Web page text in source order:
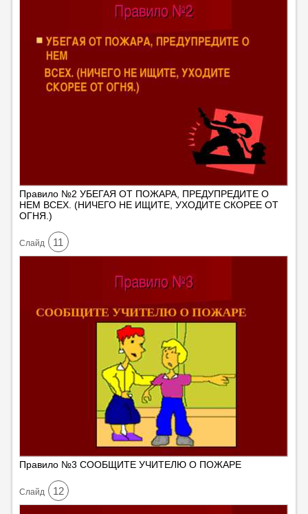
Правило №2 УБЕГАЯ ОТ ПОЖАРА, ПРЕДУПРЕДИТЕ О
НЕМ ВСЕХ. (НИЧЕГО НЕ ИЩИТЕ, УХОДИТЕ СКОРЕЕ ОТ
ОГНЯ.)
Cлайд 11
Правило №3 СООБЩИТЕ УЧИТЕЛЮ О ПОЖАРЕ
Cлайд 12